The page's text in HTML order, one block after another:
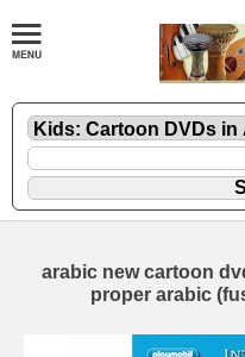
arabic new cartoon